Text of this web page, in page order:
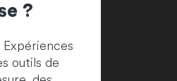
?
outils de